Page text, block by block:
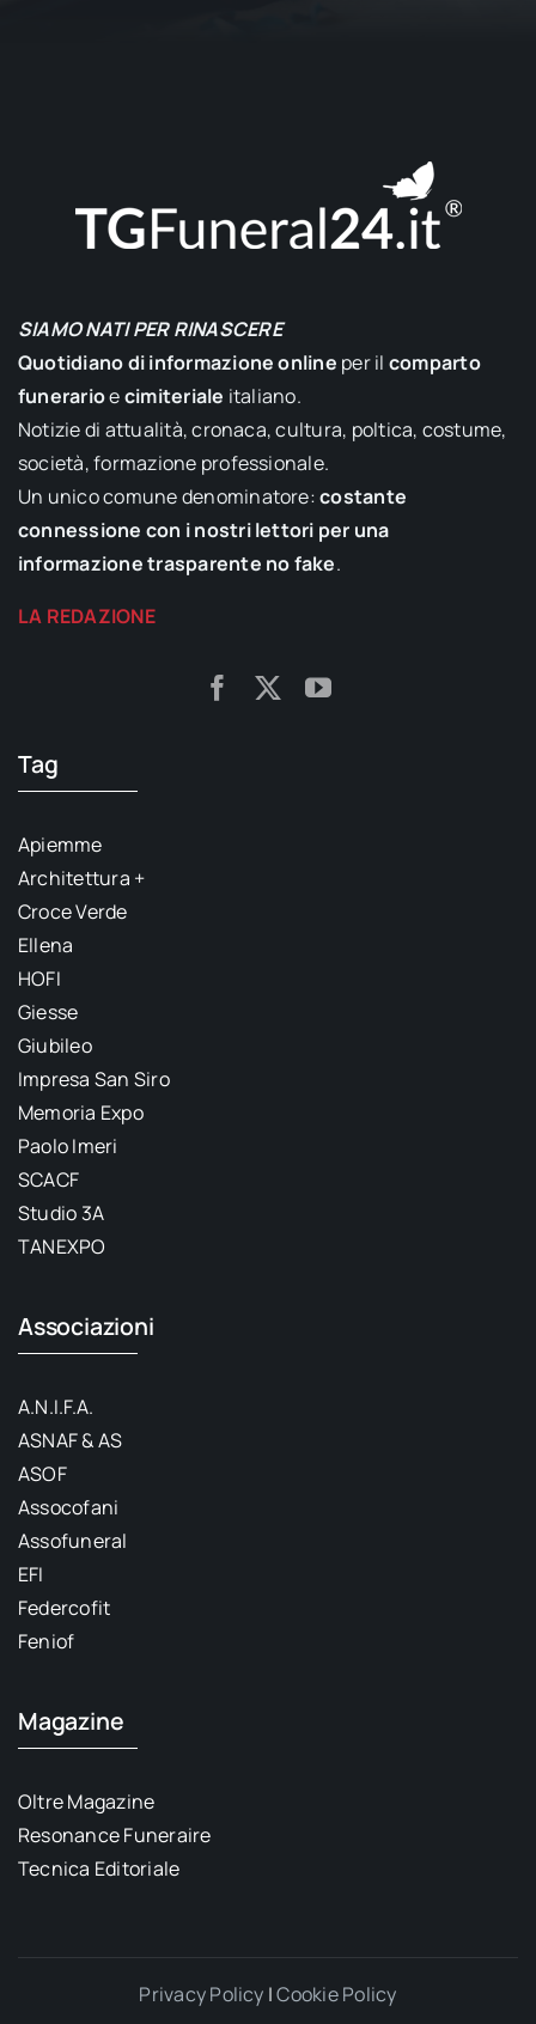
SIAMO NATI PER RINASCERE
Quotidiano di informazione online per il comparto
funerarioecimiteriale italiano.
Notizie di attualità, cronaca, cultura, poltica, costume,
società, formazione professionale.
Un unico comune denominatore:costante
connessione con i nostri lettori per una
informazione trasparente no fake.
LA REDAZIONE
Tag
Apiemme
Architettura +
Croce Verde
Ellena
HOFI
Giesse
Giubileo
Impresa San Siro
Memoria Expo
Paolo Imeri
SCACF
Studio 3A
TANEXPO
Associazioni
A.N.I.F.A.
ASNAF & AS
ASOF
Assocofani
Assofuneral
EFI
Federcofit
Feniof
Magazine
Oltre Magazine
Resonance Funeraire
Tecnica Editoriale
Privacy Policy |Cookie Policy